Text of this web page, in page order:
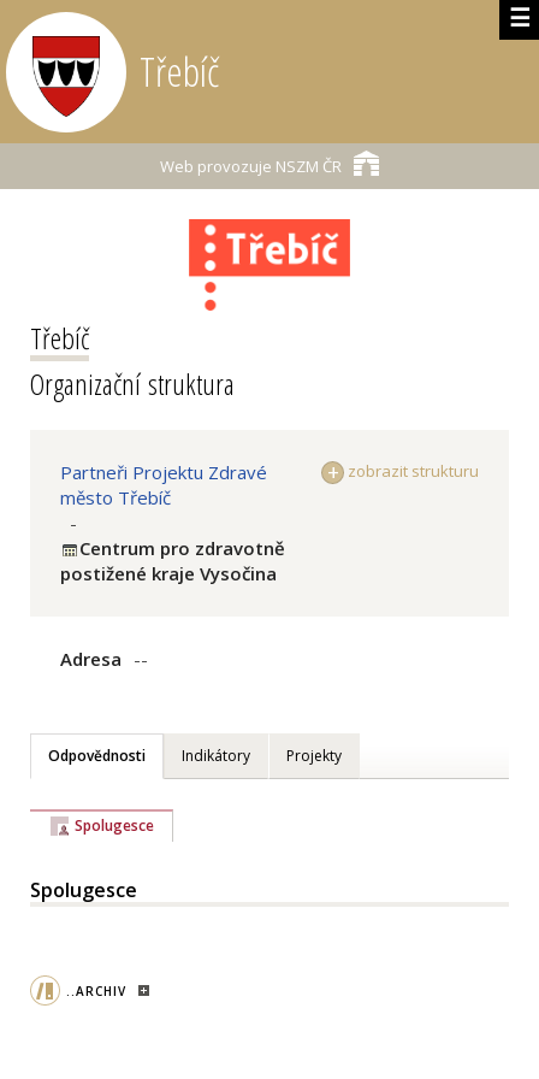
☰
Třebíč
Web provozuje NSZM ČR
Třebíč
Organizační struktura
zobrazit strukturu
Partneři Projektu Zdravé
město Třebíč
-
Centrum pro zdravotně
postižené kraje Vysočina
Adresa --
Odpovědnosti Indikátory Projekty
Spolugesce
Spolugesce
..ARCHIV